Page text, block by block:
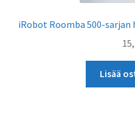
iRobot Roomba 500-sarjan
Lisää